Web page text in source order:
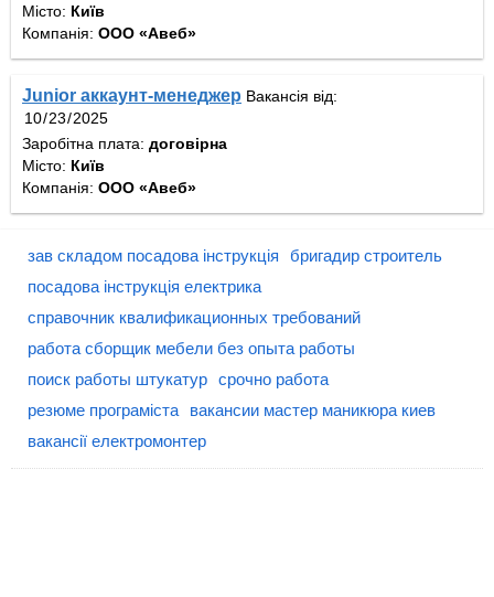
Місто: Київ
Компанія: ООО «Авеб»
Junior аккаунт-менеджер Вакансія від:
Заробітна плата: договірна
Місто: Київ
Компанія: ООО «Авеб»
зав складом посадова інструкція
бригадир строитель
посадова інструкція електрика
справочник квалификационных требований
работа сборщик мебели без опыта работы
поиск работы штукатур срочно работа
резюме програміста
вакансии мастер маникюра киев
вакансії електромонтер